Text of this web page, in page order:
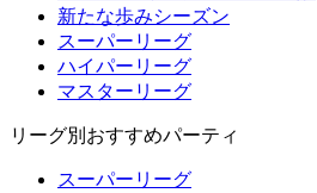
新たな歩みシーズン
スーパーリーグ
ハイパーリーグ
マスターリーグ
リーグ別おすすめパーティ
スーパーリーグ